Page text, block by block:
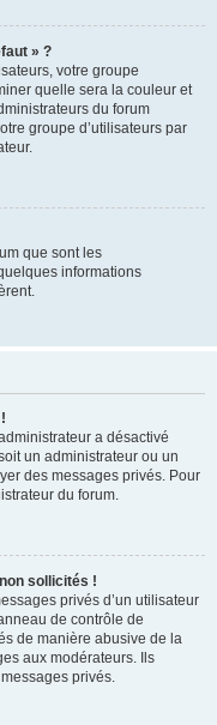
» ?
votre groupe
quelle sera la couleur et
du forum
groupe d’utilisateurs par
que sont les
informations
a désactivé
un administrateur ou un
des messages privés. Pour
du forum.
sollicités !
privés d’un utilisateur
de contrôle de
de manière abusive de la
aux modérateurs. Ils
privés.